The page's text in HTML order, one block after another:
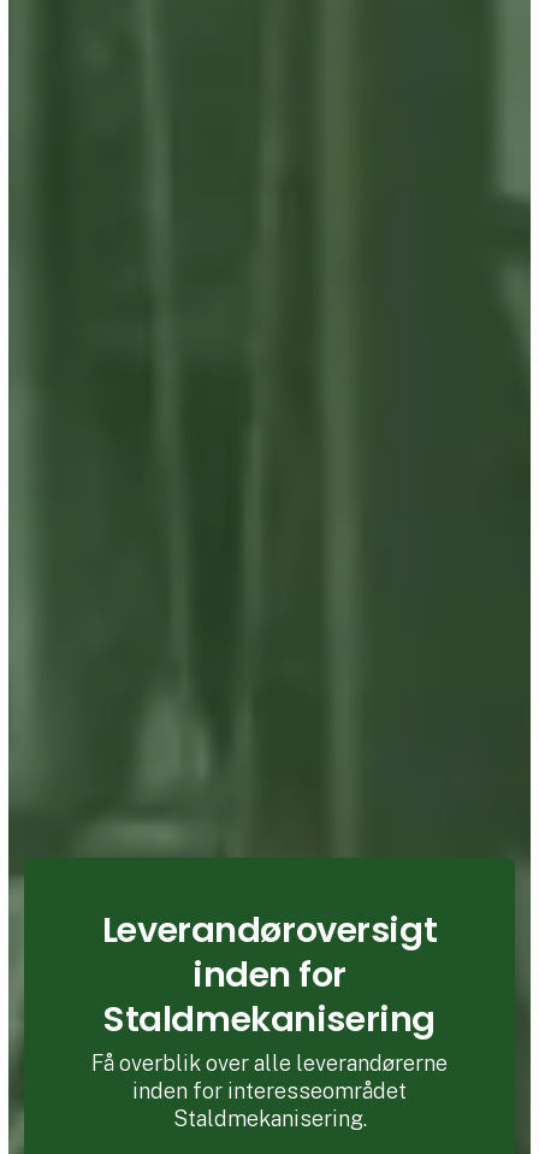
Leverandøroversigt
inden for
Staldmekanisering
Få overblik over alle leverandørerne
inden for interesseområdet
Staldmekanisering.